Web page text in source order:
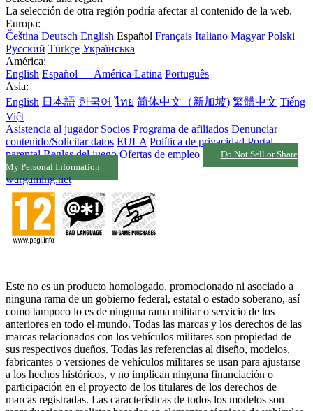
La selección de otra región podría afectar al contenido de la web.
Europa:
Čeština Deutsch English Español Français Italiano Magyar Polski
Русский Türkçe Українська
América:
English Español — América Latina Português
Asia:
English 日本語 한국어 ไทย 简体中文（新加坡) 繁體中文 Tiếng
Việt
Asistencia al jugador Socios Programa de afiliados Denunciar
contenido/Solicitar datos EULA Política de privacidad Portal
parental Reglas del juego Ofertas de empleo
Do Not Sell or Share
My Personal Information
wargaming.net
Este no es un producto homologado, promocionado ni asociado a
ninguna rama de un gobierno federal, estatal o estado soberano, así
como tampoco lo es de ninguna rama militar o servicio de los
anteriores en todo el mundo. Todas las marcas y los derechos de las
marcas relacionados con los vehículos militares son propiedad de
sus respectivos dueños. Todas las referencias al diseño, modelos,
fabricantes o versiones de vehículos militares se usan para ajustarse
a los hechos históricos, y no implican ninguna financiación o
participación en el proyecto de los titulares de los derechos de
marcas registradas. Las características de todos los modelos son